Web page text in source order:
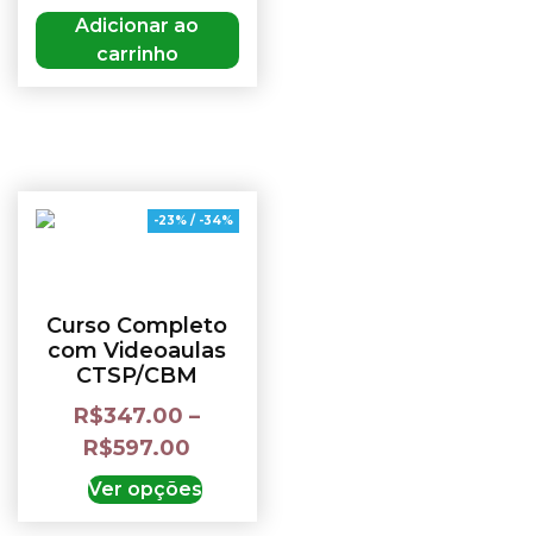
Adicionar ao
carrinho
-23% / -34%
Curso Completo
com Videoaulas
CTSP/CBM
R$347.00 –
R$597.00
Ver opções